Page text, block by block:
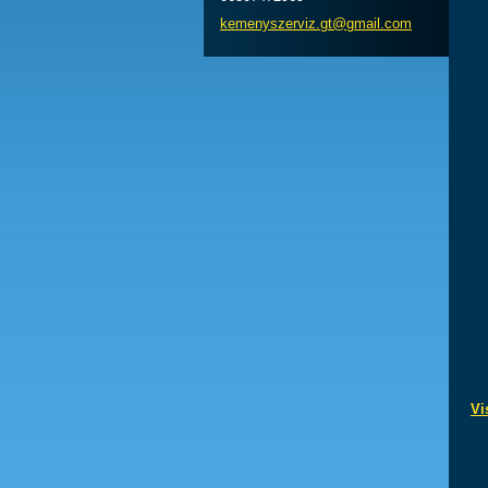
kemenyszerviz.gt@gmail.com